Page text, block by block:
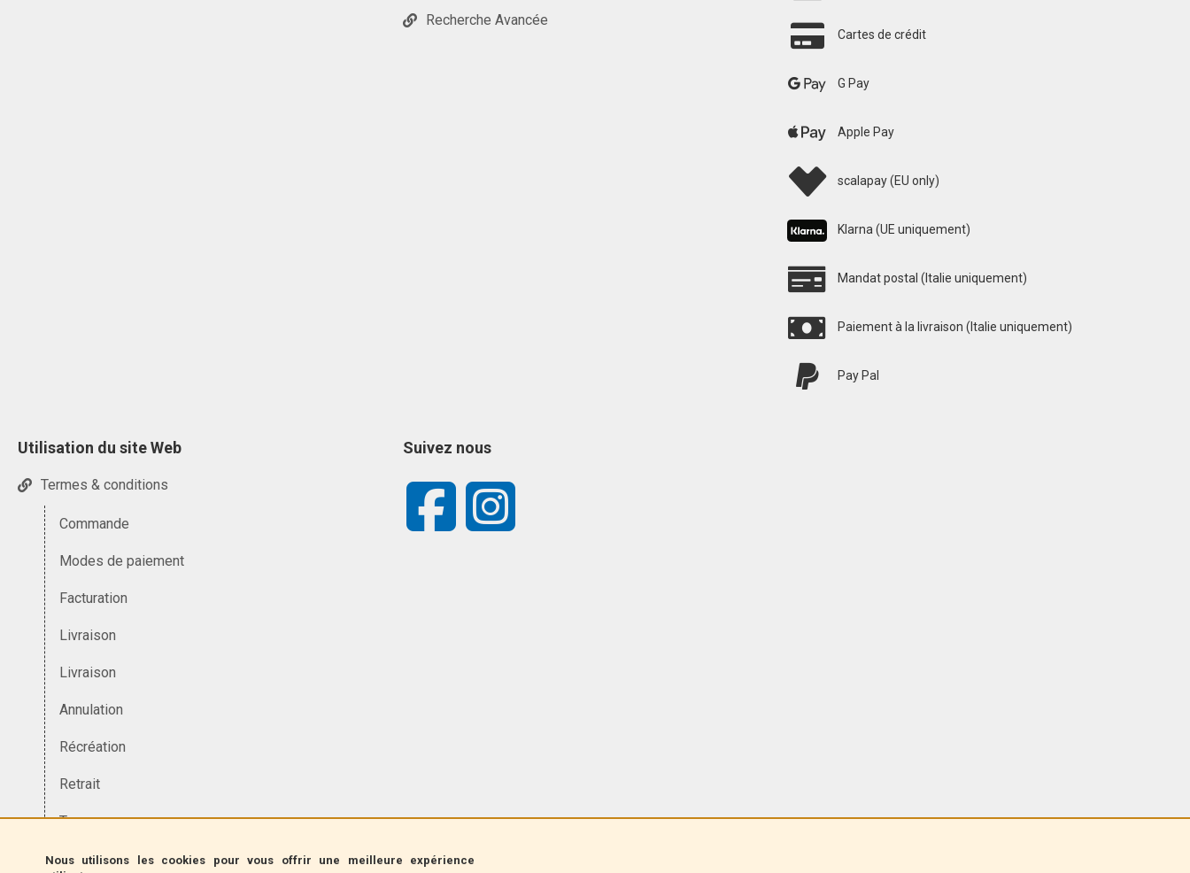
Nous utilisons les cookies pour vous offrir une meilleure expérience
Utilisation du site Web
Termes & conditions
Commande
Modes de paiement
Facturation
Livraison
Livraison
Annulation
Récréation
Retrait
Taxes
Devise
Recherche Avancée
Cartes de crédit
G Pay
Apple Pay
scalapay (EU only)
Klarna (UE uniquement)
Mandat postal (Italie uniquement)
Paiement à la livraison (Italie uniquement)
Pay Pal
Suivez nous